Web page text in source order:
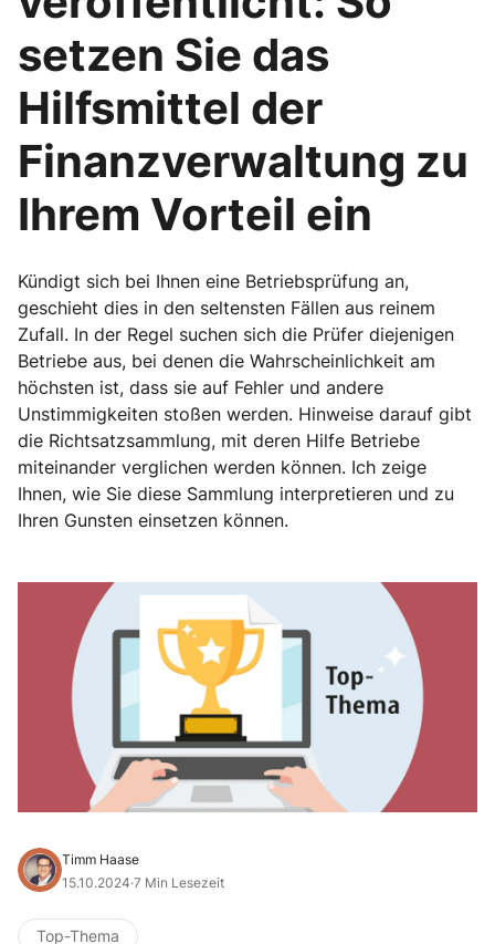
setzen Sie das
Hilfsmittel der
Finanzverwaltung zu
Ihrem Vorteil ein
Kündigt sich bei Ihnen eine Betriebsprüfung an,
geschieht dies in den seltensten Fällen aus reinem
Zufall. In der Regel suchen sich die Prüfer diejenigen
Betriebe aus, bei denen die Wahrscheinlichkeit am
höchsten ist, dass sie auf Fehler und andere
Unstimmigkeiten stoßen werden. Hinweise darauf gibt
die Richtsatzsammlung, mit deren Hilfe Betriebe
miteinander verglichen werden können. Ich zeige
Ihnen, wie Sie diese Sammlung interpretieren und zu
Ihren Gunsten einsetzen können.
Timm Haase
15.10.2024·7 Min Lesezeit
Top-Thema